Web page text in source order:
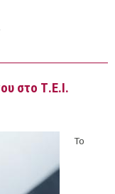
(Athens)
στο Τ.Ε.Ι.
To